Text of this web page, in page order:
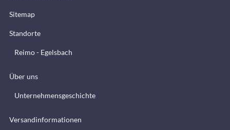
Sitemap
Standorte
Reimo - Egelsbach
Über uns
Unternehmensgeschichte
Versandinformationen